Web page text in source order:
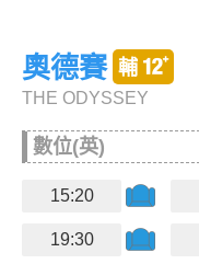
奧德賽
THE ODYSSEY
數位(英)
15:20
19:30